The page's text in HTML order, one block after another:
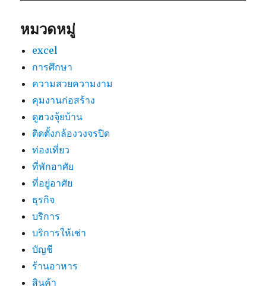
หมวดหมู่
excel
การศึกษา
ความสวยความงาม
คุมงานก่อสร้าง
ดูฮวงจุ้ยบ้าน
ติดตั้งกล้องวงจรปิด
ท่องเที่ยว
ที่พักอาศัย
ที่อยู่อาศัย
ธุรกิจ
บริการ
บริการให้เช่า
บัญชี
ร้านอาหาร
สินค้า